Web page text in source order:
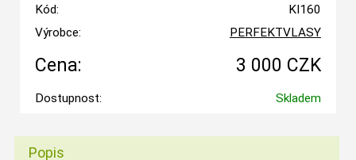
Kód:
KI160
Výrobce:
PERFEKTVLASY
Cena: 3 000 CZK
Dostupnost: Skladem
Popis